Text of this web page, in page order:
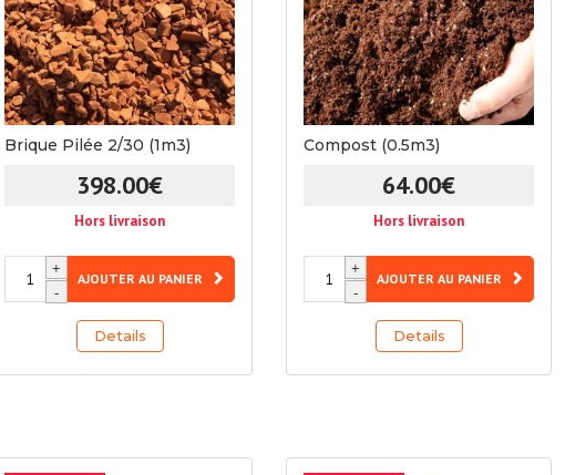
Brique Pilée 2/30 (1m3)
398.00€
Hors livraison
AJOUTER AU PANIER
quantité+
-
Details
Compost (0.5m3)
64.00€
Hors livraison
AJOUTER AU PANIER
quantité+
-
Details